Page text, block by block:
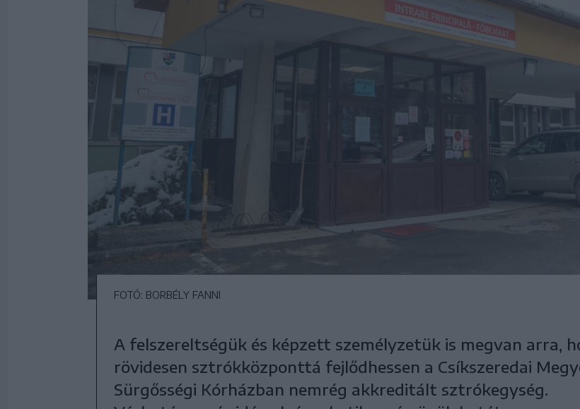
FOTÓ: BORBÉLY FANNI
A felszereltségük és képzett személyzetük is megvan arra,
rövidesen sztrókközponttá fejlődhessen a Csíkszeredai
Sürgősségi Kórházban nemrég akkreditált sztrókegység.